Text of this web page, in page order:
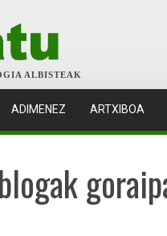
ALBISTEAK
ADIMENEZ ARTXIBOA